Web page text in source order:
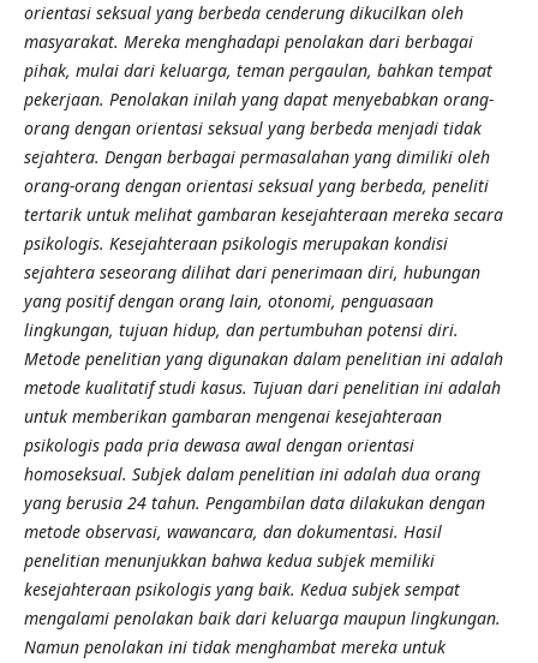
orientasi seksual yang berbeda cenderung dikucilkan oleh
masyarakat. Mereka menghadapi penolakan dari berbagai
pihak, mulai dari keluarga, teman pergaulan, bahkan tempat
pekerjaan. Penolakan inilah yang dapat menyebabkan orang-
orang dengan orientasi seksual yang berbeda menjadi tidak
sejahtera. Dengan berbagai permasalahan yang dimiliki oleh
orang-orang dengan orientasi seksual yang berbeda, peneliti
tertarik untuk melihat gambaran kesejahteraan mereka secara
psikologis. Kesejahteraan psikologis merupakan kondisi
sejahtera seseorang dilihat dari penerimaan diri, hubungan
yang positif dengan orang lain, otonomi, penguasaan
lingkungan, tujuan hidup, dan pertumbuhan potensi diri.
Metode penelitian yang digunakan dalam penelitian ini adalah
metode kualitatif studi kasus. Tujuan dari penelitian ini adalah
untuk memberikan gambaran mengenai kesejahteraan
psikologis pada pria dewasa awal dengan orientasi
homoseksual. Subjek dalam penelitian ini adalah dua orang
yang berusia 24 tahun. Pengambilan data dilakukan dengan
metode observasi, wawancara, dan dokumentasi. Hasil
penelitian menunjukkan bahwa kedua subjek memiliki
kesejahteraan psikologis yang baik. Kedua subjek sempat
mengalami penolakan baik dari keluarga maupun lingkungan.
Namun penolakan ini tidak menghambat mereka untuk